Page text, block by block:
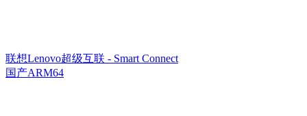
联想Lenovo超级互联 - Smart Connect
国产ARM64